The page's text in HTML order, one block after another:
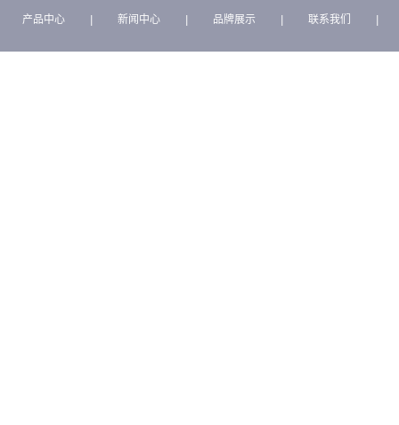
产品中心 新闻中心 品牌展示 联系我们